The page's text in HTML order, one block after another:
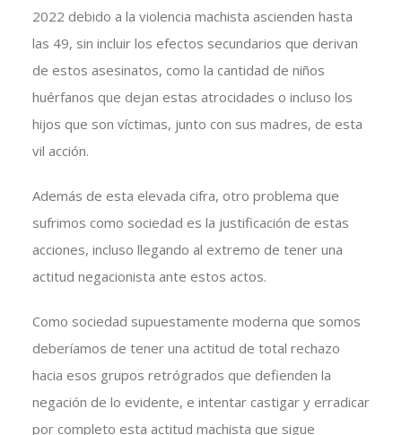
2022 debido a la violencia machista ascienden hasta
las 49, sin incluir los efectos secundarios que derivan
de estos asesinatos, como la cantidad de niños
huérfanos que dejan estas atrocidades o incluso los
hijos que son víctimas, junto con sus madres, de esta
vil acción.
Además de esta elevada cifra, otro problema que
sufrimos como sociedad es la justificación de estas
acciones, incluso llegando al extremo de tener una
actitud negacionista ante estos actos.
Como sociedad supuestamente moderna que somos
deberíamos de tener una actitud de total rechazo
hacia esos grupos retrógrados que defienden la
negación de lo evidente, e intentar castigar y erradicar
por completo esta actitud machista que sigue